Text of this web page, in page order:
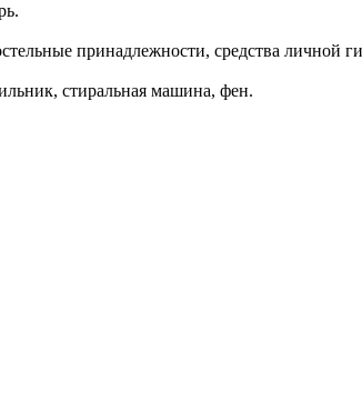
принадлежности, средства личной
стиральная машина, фен.